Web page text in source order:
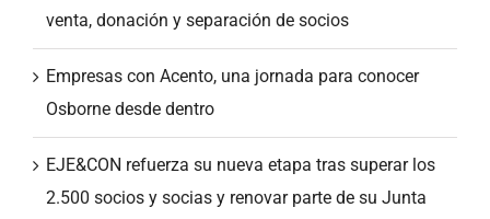
venta, donación y separación de socios
Empresas con Acento, una jornada para conocer
Osborne desde dentro
EJE&CON refuerza su nueva etapa tras superar los
2.500 socios y socias y renovar parte de su Junta